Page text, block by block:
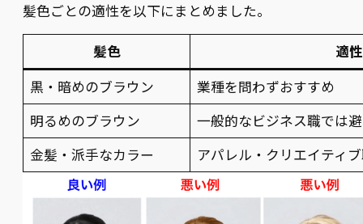
髪色ごとの適性を以下にまとめました。
髪色
適性
黒・暗めのブラウン
業種を問わずおすすめ
明るめのブラウン
一般的なビジネス職では
金髪・派手なカラー
アパレル・クリエイティ